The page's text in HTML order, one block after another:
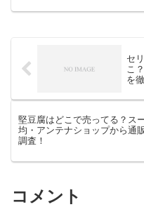
セ
こ
を
堅豆腐はどこで売ってる？ス
均・アンテナショップから通
調査！
コメント